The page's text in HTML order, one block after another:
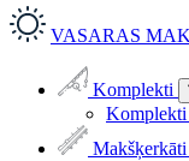
VASARAS
Komplekti
Komplekti
Makšķerkāti